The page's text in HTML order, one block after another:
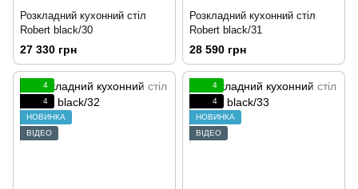
Розкладний кухонний стіл
Robert black/30
27 330 грн
Розкладний кухонний стіл
Robert black/31
28 590 грн
4
4
НОВИНКА
ВІДЕО
4
4
НОВИНКА
ВІДЕО